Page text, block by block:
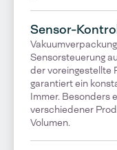
Sensor-
Sensorsteuerung
der voreingestellte
garantiert ein
Immer. Besonders
verschiedener
Volumen.